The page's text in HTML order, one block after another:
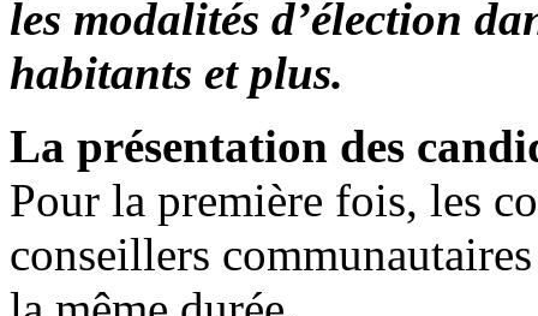
les modalités d’élection
habitants et plus.
La présentation des
Pour la première fois, les
conseillers